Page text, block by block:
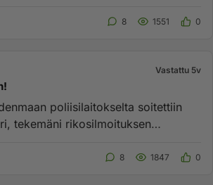
8 1551 0
Vastattu 5v
poliisilaitokselta soitettiin
tekemäni rikosilmoituksen
8 1847 0